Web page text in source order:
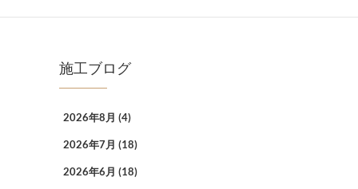
施工ブログ
2026年8月 (4)
2026年7月 (18)
2026年6月 (18)